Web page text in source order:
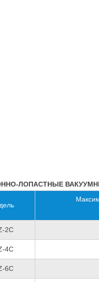
ЛОПАСТНЫЕ
2C
4C
6C